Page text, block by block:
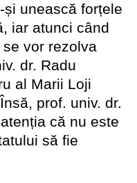
unească forțele
iar atunci când
vor rezolva
dr. Radu
al Marii Loji
prof. univ. dr.
că nu este
să fie